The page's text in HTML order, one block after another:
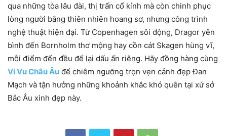
qua những tòa lâu đài, thị trấn cổ kính mà còn chinh phục
lòng người bằng thiên nhiên hoang sơ, nhưng công trình
nghệ thuật hiện đại. Từ Copenhagen sôi động, Dragor yên
bình đến Bornholm thơ mộng hay cồn cát Skagen hùng vĩ,
mỗi điểm đến đều để lại dấu ấn riêng. Hãy đồng hàng cùng
Vi Vu Châu Âu để chiêm ngưỡng trọn vẹn cảnh đẹp Đan
Mạch và tận hưởng những khoảnh khắc khó quên tại xứ sở
Bắc Âu xinh đẹp này.